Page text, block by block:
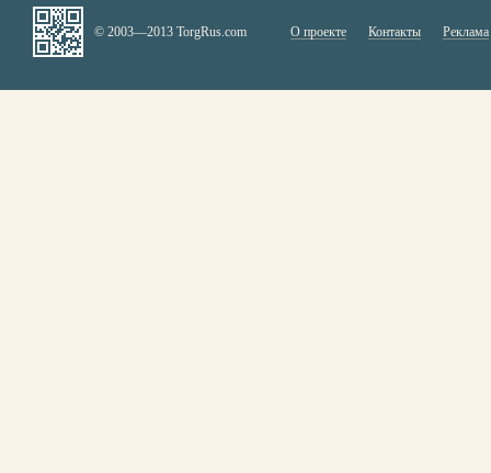
© 2003—2013 TorgRus.com О проекте Контакты Реклама